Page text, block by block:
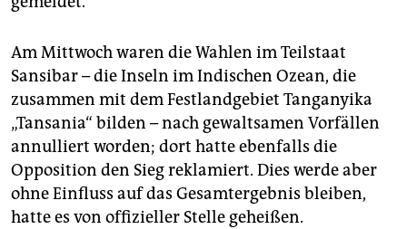
Am Mittwoch waren die Wahlen im Teilstaat
Sansibar – die Inseln im Indischen Ozean, die
zusammen mit dem Festlandgebiet Tanganyika
„Tansania“ bilden – nach gewaltsamen Vorfällen
annulliert worden; dort hatte ebenfalls die
Opposition den Sieg reklamiert. Dies werde aber
ohne Einfluss auf das Gesamtergebnis bleiben,
hatte es von offizieller Stelle geheißen.